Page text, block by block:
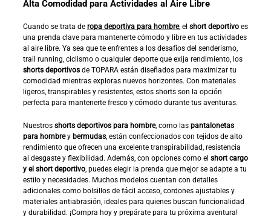
Alta Comodidad para Actividades al Aire Libre
Cuando se trata de ropa deportiva para hombre, el short deportivo es
una prenda clave para mantenerte cómodo y libre en tus actividades
al aire libre. Ya sea que te enfrentes a los desafíos del senderismo,
trail running, ciclismo o cualquier deporte que exija rendimiento, los
shorts deportivos de TOPARA están diseñados para maximizar tu
comodidad mientras exploras nuevos horizontes. Con materiales
ligeros, transpirables y resistentes, estos shorts son la opción
perfecta para mantenerte fresco y cómodo durante tus aventuras.
Nuestros shorts deportivos para hombre, como las pantalonetas
para hombrey bermudas, están confeccionados con tejidos de alto
rendimiento que ofrecen una excelente transpirabilidad, resistencia
al desgaste y flexibilidad. Además, con opciones como el short cargo
y el short deportivo, puedes elegir la prenda que mejor se adapte a tu
estilo y necesidades. Muchos modelos cuentan con detalles
adicionales como bolsillos de fácil acceso, cordones ajustables y
materiales antiabrasión, ideales para quienes buscan funcionalidad
y durabilidad. ¡Compra hoy y prepárate para tu próxima aventura!